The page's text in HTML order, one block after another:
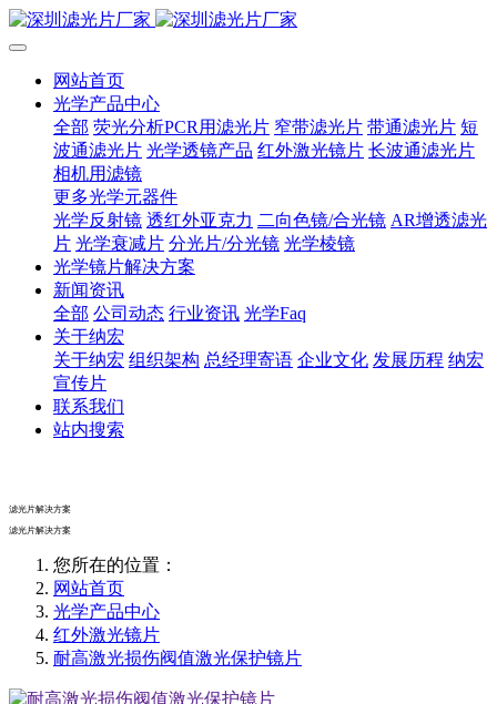
网站首页
光学产品中心
全部 荧光分析PCR用滤光片 窄带滤光片 带通滤光片 短
波通滤光片 光学透镜产品 红外激光镜片 长波通滤光片
相机用滤镜
更多光学元器件
光学反射镜 透红外亚克力 二向色镜/合光镜 AR增透滤光
片 光学衰减片 分光片/分光镜 光学棱镜
光学镜片解决方案
新闻资讯
全部 公司动态 行业资讯 光学Faq
关于纳宏
关于纳宏 组织架构 总经理寄语 企业文化 发展历程 纳宏
宣传片
联系我们
站内搜索
滤光片解决方案
滤光片解决方案
您所在的位置：
网站首页
光学产品中心
红外激光镜片
耐高激光损伤阀值激光保护镜片